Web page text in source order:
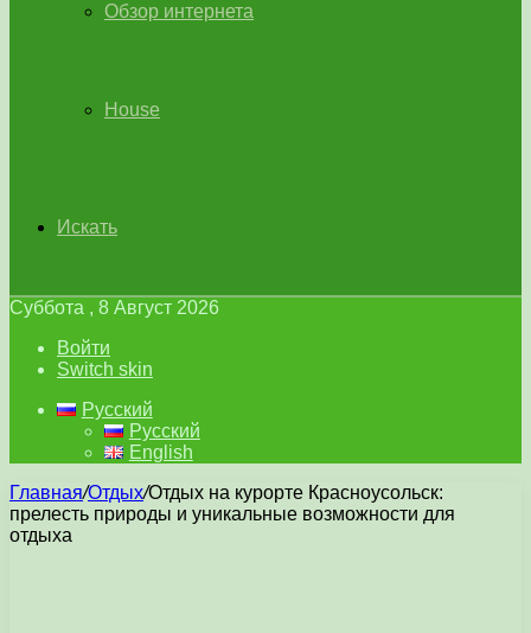
Обзор интернета
House
Искать
Суббота , 8 Август 2026
Войти
Switch skin
Русский
Русский
English
Главная/Отдых/Отдых на курорте Красноусольск:
прелесть природы и уникальные возможности для
отдыха